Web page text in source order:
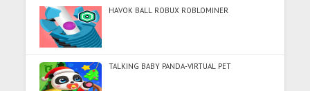
HAVOK BALL ROBUX ROBLOMINER
TALKING BABY PANDA-VIRTUAL PET